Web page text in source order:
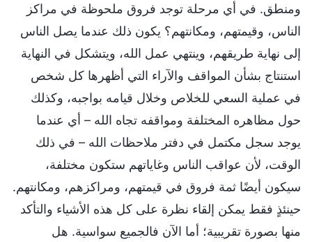
ومنطق. في أي مرحلة توجد فروق ملحوظة في مراكز
الناس، وقيمتهم، ومكانتهم؟ يكون ذلك عندما يصل الناس
إلى نهاية طريقهم، وينتهي عمل الله، ويتشكل في النهاية
استنتاج بشأن المواقف والآراء التي أظهرها كل شخص
في عملية السعي للخلاص وخلال قيامه بواجبه، وكذلك
حول مظاهره المختلفة ومواقفه تجاه الله – أي عندما
يوجد سجل مكتمل في دفتر ملاحظات الله – في ذلك
الوقت، لأن عواقب الناس وغاياتهم ستكون مختلفة،
سيكون أيضًا ثمة فروق في قيمتهم، ومراكزهم، ومكانتهم.
حينئذٍ فقط يمكن إلقاء نظرة على كل هذه الأشياء والتأكد
منها بصورة تقريبية؛ أما الآن فالجميع سواسية. هل